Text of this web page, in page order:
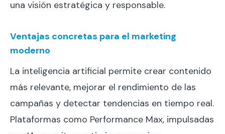
una visión estratégica y responsable.
Ventajas concretas para el marketing
moderno
La inteligencia artificial permite crear contenido
más relevante, mejorar el rendimiento de las
campañas y detectar tendencias en tiempo real.
Plataformas como Performance Max, impulsadas